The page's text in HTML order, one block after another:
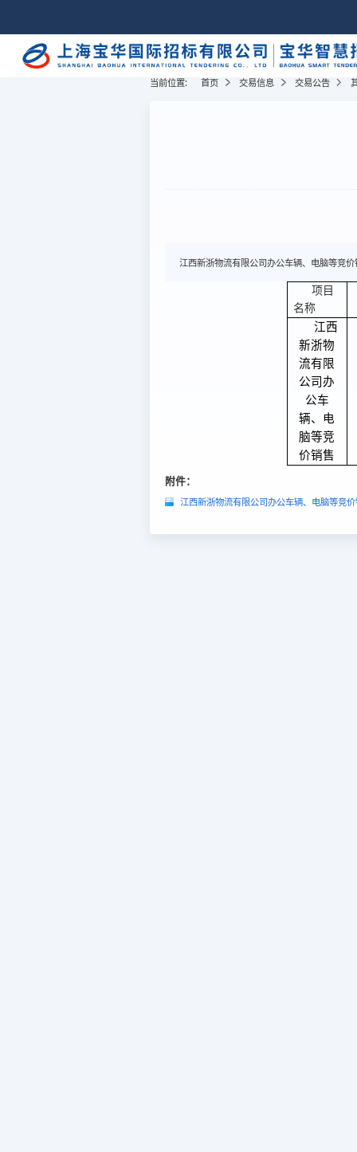
当前位置: 首页 交易信息 交易公告
江西新浙物流有限公司办公车辆、电脑等竞价
项目
名称
江西
新浙物
流有限
公司办
公车
辆、电
脑等竞
价销售
附件：
江西新浙物流有限公司办公车辆、电脑等竞